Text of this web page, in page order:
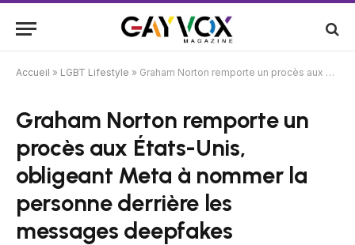
Accueil » LGBT Lifestyle » Graham Norton remporte un procès aux États-Unis, obligeant Meta à nommer la personne derrière les messages deepfakes
Graham Norton remporte un
procès aux États-Unis,
obligeant Meta à nommer la
personne derrière les
messages deepfakes